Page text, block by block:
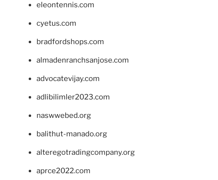
eleontennis.com
cyetus.com
bradfordshops.com
almadenranchsanjose.com
advocatevijay.com
adlibilimler2023.com
naswwebed.org
balithut-manado.org
alteregotradingcompany.org
aprce2022.com